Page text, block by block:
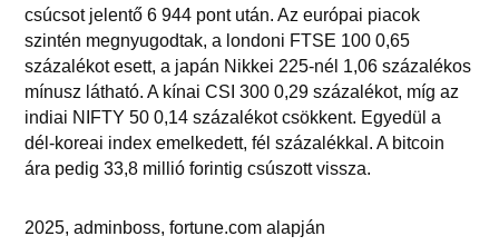
csúcsot jelentő 6 944 pont után. Az európai piacok
szintén megnyugodtak, a londoni FTSE 100 0,65
százalékot esett, a japán Nikkei 225-nél 1,06 százalékos
mínusz látható. A kínai CSI 300 0,29 százalékot, míg az
indiai NIFTY 50 0,14 százalékot csökkent. Egyedül a
dél-koreai index emelkedett, fél százalékkal. A bitcoin
ára pedig 33,8 millió forintig csúszott vissza.
2025, adminboss, fortune.com alapján